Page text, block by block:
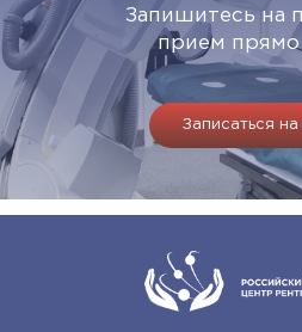
Запишитесь на
прием прямо
Записаться